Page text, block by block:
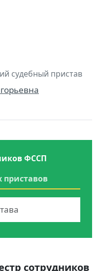
судебный пристав
ФССП
приставов
сотрудников